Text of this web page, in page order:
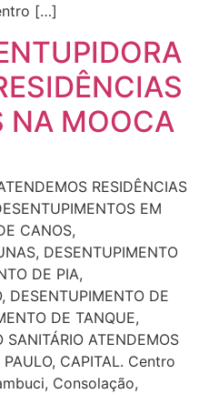
[…]
NA MOOCA
RESIDÊNCIAS
EM
CANOS,
DESENTUPIMENTO
DE PIA,
DESENTUPIMENTO DE
DE TANQUE,
SANITÁRIO ATENDEMOS
PAULO, CAPITAL. Centro
Consolação,